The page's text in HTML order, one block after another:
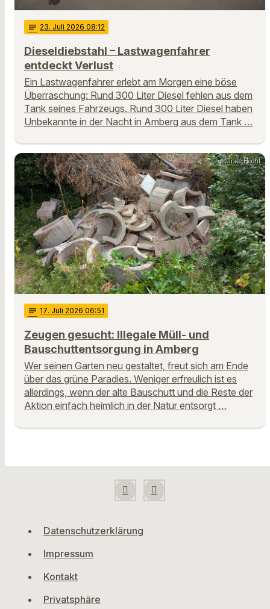
notes 23. Juli 2026 08:12
Dieseldiebstahl – Lastwagenfahrer
entdeckt Verlust
Ein Lastwagenfahrer erlebt am Morgen eine böse
Überraschung: Rund 300 Liter Diesel fehlen aus dem
Tank seines Fahrzeugs. Rund 300 Liter Diesel haben
Unbekannte in der Nacht in Amberg aus dem Tank …
Ulrike Höcht
notes 17. Juli 2026 06:51
Zeugen gesucht: Illegale Müll- und
Bauschuttentsorgung in Amberg
Wer seinen Garten neu gestaltet, freut sich am Ende
über das grüne Paradies. Weniger erfreulich ist es
allerdings, wenn der alte Bauschutt und die Reste der
Aktion einfach heimlich in der Natur entsorgt …
Datenschutzerklärung
Impressum
Kontakt
Privatsphäre